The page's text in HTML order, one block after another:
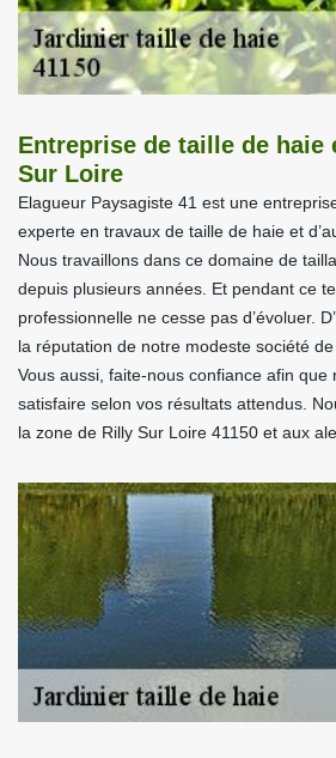
Entreprise de taille de haie
Sur Loire
Elagueur Paysagiste 41 est une
experte en travaux de taille de haie et
Nous travaillons dans ce domaine de
depuis plusieurs années. Et pendant ce
professionnelle ne cesse pas d’évoluer.
la réputation de notre modeste société de
Vous aussi, faite-nous confiance afin que
satisfaire selon vos résultats attendus.
la zone de Rilly Sur Loire 41150 et aux